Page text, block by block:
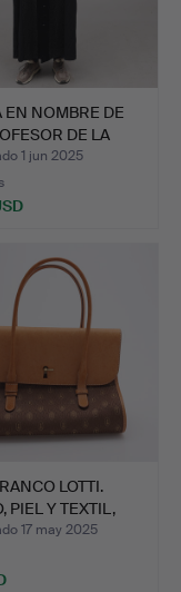
EN NOMBRE DE
DE LA
1 jun 2025
LOTTI.
PIEL Y TEXTIL,
17 may 2025